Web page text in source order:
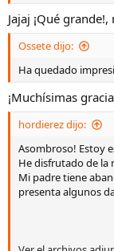
Jajaj ¡Qué
Ossete dijo:
Ha quedado
¡Muchísimas
hordierez dijo:
Asombroso! Estoy
He disfrutado de la
Mi padre tiene
presenta algunos